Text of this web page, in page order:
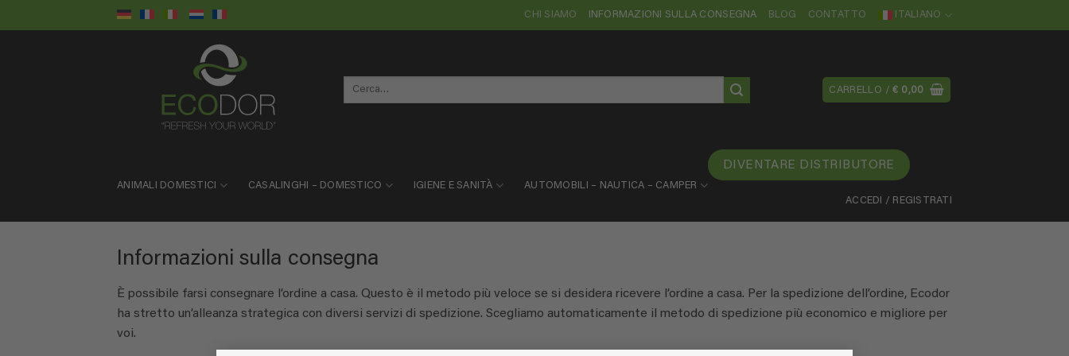
ai
CHI SIAMO INFORMAZIONI SULLA CONSEGNA BLOG CONTATTO ITALIANO
Cerca:
CARRELLO /€ 0,00
ANIMALI DOMESTICI CASALINGHI – DOMESTICO IGIENE E SANITÀ AUTOMOBILI – NAUTICA – CAMPER
DIVENTARE DISTRIBUTORE
ACCEDI / REGISTRATI
Informazioni sulla consegna
È possibile farsi consegnare l’ordine a casa. Questo è il metodo più veloce se si desidera ricevere l’ordine a casa. Per la spedizione dell’ordine, Ecodor
ha stretto un’alleanza strategica con diversi servizi di spedizione. Scegliamo automaticamente il metodo di spedizione più economico e migliore per
voi.